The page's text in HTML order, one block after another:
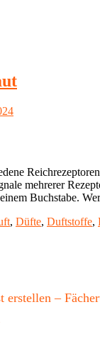
mehrerer
Buchstabe.
, Düfte, Duftstoffe,
–